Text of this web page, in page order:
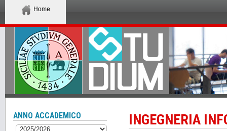
Home
INGEGNERIA
ANNO ACCADEMICO